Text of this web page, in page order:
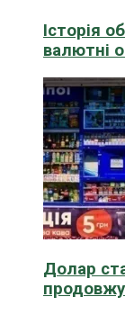
Історія
валютні
Долар